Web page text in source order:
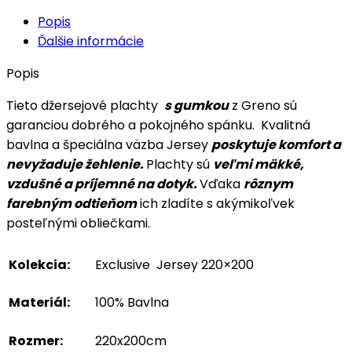
Popis
Ďalšie informácie
Popis
Tieto džersejové plachty s gumkouz Greno sú
garanciou dobrého a pokojného spánku. Kvalitná
bavlna a špeciálna väzba Jerseyposkytuje komfort a
nevyžaduje žehlenie.Plachty sú veľmi mäkké,
vzdušné a príjemné na dotyk.Vďaka rôznym
farebným odtieňomich zladíte s akýmikoľvek
posteľnými obliečkami.
Kolekcia: Exclusive Jersey 220×200
Materiál: 100% Bavlna
Rozmer: 220x200cm